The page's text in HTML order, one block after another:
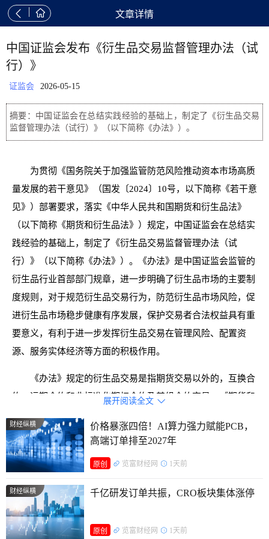
  文章详情
中国证监会发布《衍生品交易监督管理办法（试
行）》
证监会 2026-05-15
摘要：中国证监会在总结实践经验的基础上，制定了《衍生品交易
监督管理办法（试行）》（以下简称《办法》）。
为贯彻《国务院关于加强监管防范风险推动资本市场高质
量发展的若干意见》（国发〔2024〕10号，以下简称《若干意
见》）部署要求，落实《中华人民共和国期货和衍生品法》
（以下简称《期货和衍生品法》）规定，中国证监会在总结实
践经验的基础上，制定了《衍生品交易监督管理办法（试
行）》（以下简称《办法》）。《办法》是中国证监会监管的
衍生品行业首部部门规章，进一步明确了衍生品市场的主要制
度规则，对于规范衍生品交易行为，防范衍生品市场风险，促
进衍生品市场稳步健康有序发展，保护交易者合法权益具有重
要意义，有利于进一步发挥衍生品交易在管理风险、配置资
源、服务实体经济等方面的积极作用。
《办法》规定的衍生品交易是指期货交易以外的，互换合
约、远期合约和非标准化期权合约及其组合的交易。《期货和
会对相关内容作出具体规定。《若干意见》提出稳慎有序发展
期货和衍生品市场，要求完善对衍生品等重点业务的监管制
度。制定本办法是落实党中央、国务院决策部署的具体举措，
是推进《期货和衍生品法》相关规定落地实施的要求。
《办法》对衍生品交易和结算、衍生品交易者、衍生品经
营机构、衍生品市场基础设施、监督管理和法律责任等进行了
展开阅读全文 
财经纵横
价格暴涨四倍！AI算力强力赋能PCB，
高端订单排至2027年
原创 览富财经网 1天前
财经纵横 千亿研发订单共振，CRO板块集体涨停
原创 览富财经网 1天前